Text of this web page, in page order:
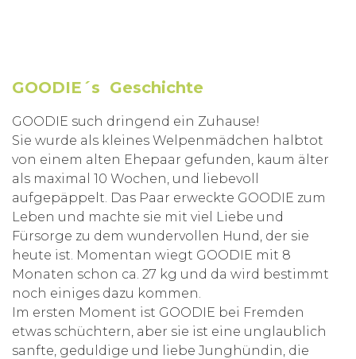
GOODIE´s Geschichte
GOODIE such dringend ein Zuhause!
Sie wurde als kleines Welpenmädchen halbtot
von einem alten Ehepaar gefunden, kaum älter
als maximal 10 Wochen, und liebevoll
aufgepäppelt. Das Paar erweckte GOODIE zum
Leben und machte sie mit viel Liebe und
Fürsorge zu dem wundervollen Hund, der sie
heute ist. Momentan wiegt GOODIE mit 8
Monaten schon ca. 27 kg und da wird bestimmt
noch einiges dazu kommen.
Im ersten Moment ist GOODIE bei Fremden
etwas schüchtern, aber sie ist eine unglaublich
sanfte, geduldige und liebe Junghündin, die